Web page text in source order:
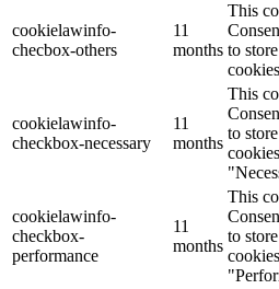
cookielawinfo-
checbox-others
11
months
This
to
cookielawinfo-
checkbox-necessary
11
months
This
to
cookielawinfo-
checkbox-
performance
11
months
This
to